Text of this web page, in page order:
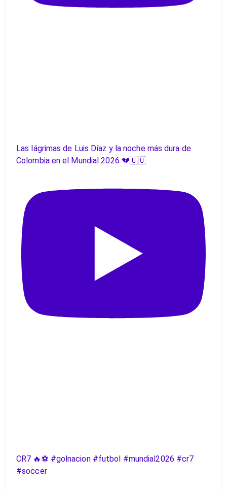
Las lágrimas de Luis Díaz y la noche más dura de
Colombia en el Mundial 2026 💔🇨🇴
CR7 🔥⚽️ #golnacion #futbol #mundial2026 #cr7
#soccer